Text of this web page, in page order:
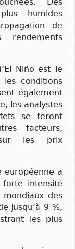
humides
de
rendements
Niño est le
conditions
également
les analystes
se feront
facteurs,
sur les prix
européenne a
forte intensité
des
jusqu’à 9 %,
les plus